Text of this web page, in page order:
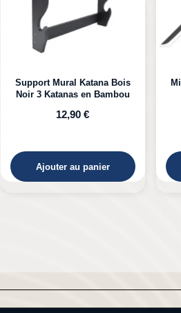
Mini Katana en Bambou de
Sasuke Uchiha Naruto
14,90 €
Ajouter au panier